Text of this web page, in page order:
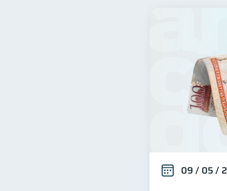
Cuenta
Educación
Salud mental 1
09 / 05 /